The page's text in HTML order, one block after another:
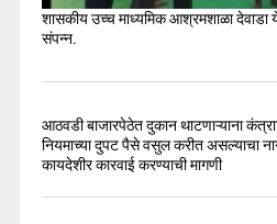
शासकीय उच्च माध्यमिक आश्रमशाळा देवाडा
संपन्न.
आठवडी बाजारपेठेत दुकान थाटणाऱ्याना
नियमाच्या दुपट पैसे वसुल करीत असल्याचा
कायदेशीर कारवाई करण्याची मागणी